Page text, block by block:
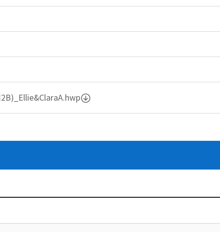
2B)_Ellie&ClaraA.hwp